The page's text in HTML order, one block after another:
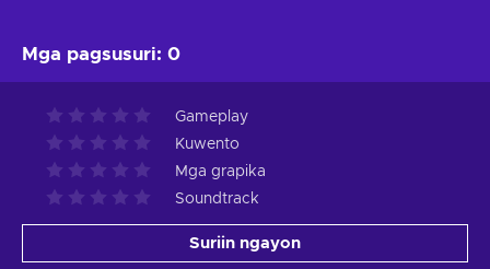
Mga pagsusuri: 0
Gameplay
Kuwento
Mga grapika
Soundtrack
Suriin ngayon